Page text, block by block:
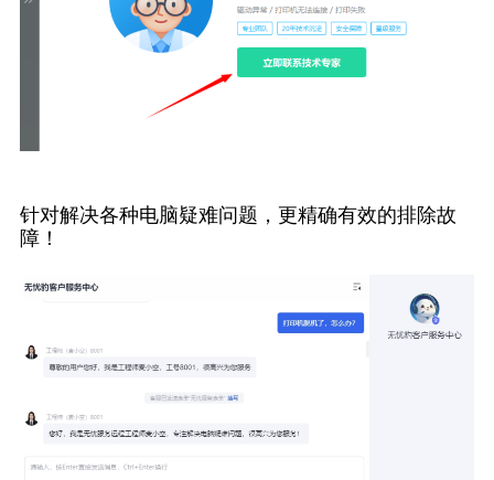
针对解决各种电脑疑难问题，更精确有效的排除故
障！